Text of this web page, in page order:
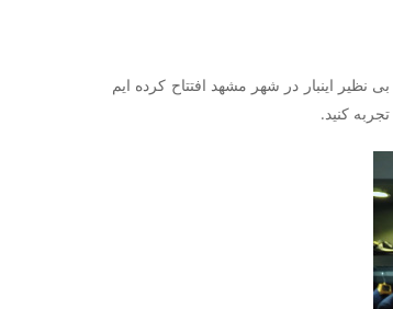
اینبار در شهر مشهد افتتاح کرده ایم
کنید.